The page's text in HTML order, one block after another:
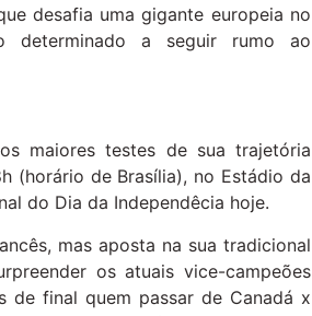
desafia uma gigante europeia no
a seguir rumo ao
maiores testes de sua trajetória
(horário de Brasília), no Estádio da
do Dia da Independêcia hoje.
mas aposta na sua tradicional
os atuais vice-campeões
de final quem passar de Canadá x